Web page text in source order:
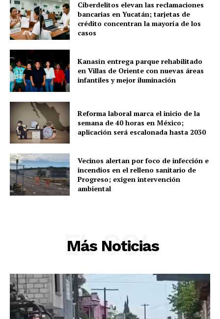
Periodico el Sol de Yucatán
SUBSCRIBE NOW
Deportes
Política
Municipios
Ciberdelitos elevan las reclamaciones
bancarias en Yucatán; tarjetas de
crédito concentran la mayoría de los
casos
Kanasín entrega parque rehabilitado
en Villas de Oriente con nuevas áreas
infantiles y mejor iluminación
Reforma laboral marca el inicio de la
semana de 40 horas en México;
aplicación será escalonada hasta 2030
Vecinos alertan por foco de infección e
incendios en el relleno sanitario de
Progreso; exigen intervención
ambiental
Más Noticias
EL SOL